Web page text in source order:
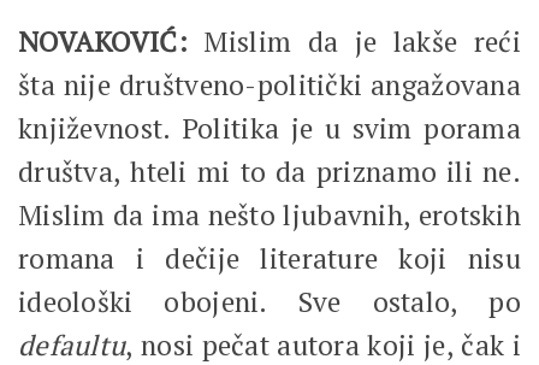
NOVAKOVIĆ: Mislim da je lakše reći
šta nije društveno-politički angažovana
književnost. Politika je u svim porama
društva, hteli mi to da priznamo ili ne.
Mislim da ima nešto ljubavnih, erotskih
romana i dečije literature koji nisu
ideološki obojeni. Sve ostalo, po
defaultu, nosi pečat autora koji je, čak i